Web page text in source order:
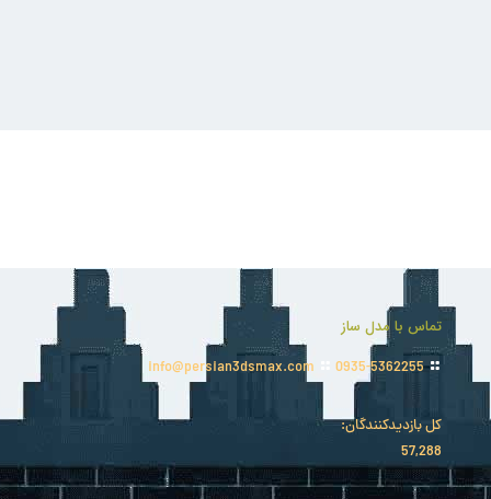
تماس با مدل ساز
0935-5362255
کل بازدیدکنند‌گان:
57,288